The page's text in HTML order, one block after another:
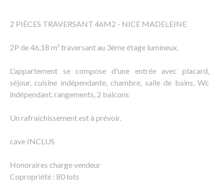
2 PIÈCES TRAVERSANT 46M2 - NICE MADELEINE
2P de 46,18 m² traversant au 3ème étage lumineux.
L'appartement se compose d'une entrée avec placard,
séjour, cuisine indépendante, chambre, salle de bains, Wc
indépendant, rangements, 2 balcons
Un rafraichissement est à prévoir.
cave INCLUS
Honoraires charge vendeur
Copropriété : 80 lots